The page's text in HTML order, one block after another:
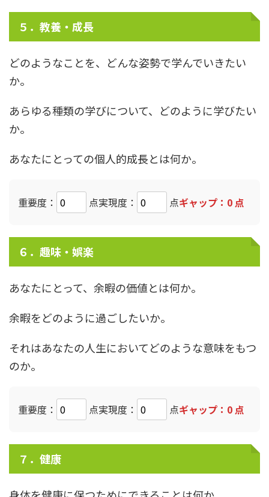
５．教養・成長
どのようなことを、どんな姿勢で学んでいきたい
か。
あらゆる種類の学びについて、どのように学びたい
か。
あなたにとっての個人的成長とは何か。
重要度： 点実現度： 点ギャップ： 0 点
６．趣味・娯楽
あなたにとって、余暇の価値とは何か。
余暇をどのように過ごしたいか。
それはあなたの人生においてどのような意味をもつ
のか。
重要度： 点実現度： 点ギャップ： 0 点
７．健康